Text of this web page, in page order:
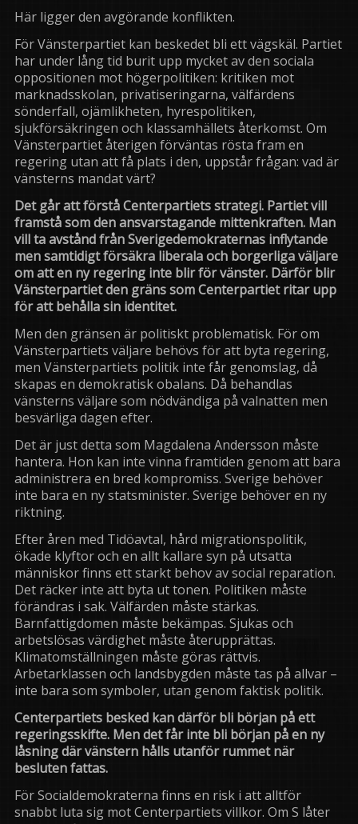
Här ligger den avgörande konflikten.
För Vänsterpartiet kan beskedet bli ett vägskäl. Partiet
har under lång tid burit upp mycket av den sociala
oppositionen mot högerpolitiken: kritiken mot
marknadsskolan, privatiseringarna, välfärdens
sönderfall, ojämlikheten, hyrespolitiken,
sjukförsäkringen och klassamhällets återkomst. Om
Vänsterpartiet återigen förväntas rösta fram en
regering utan att få plats i den, uppstår frågan: vad är
vänsterns mandat värt?
Det går att förstå Centerpartiets strategi. Partiet vill
framstå som den ansvarstagande mittenkraften. Man
vill ta avstånd från Sverigedemokraternas inflytande
men samtidigt försäkra liberala och borgerliga väljare
om att en ny regering inte blir för vänster. Därför blir
Vänsterpartiet den gräns som Centerpartiet ritar upp
för att behålla sin identitet.
Men den gränsen är politiskt problematisk. För om
Vänsterpartiets väljare behövs för att byta regering,
men Vänsterpartiets politik inte får genomslag, då
skapas en demokratisk obalans. Då behandlas
vänsterns väljare som nödvändiga på valnatten men
besvärliga dagen efter.
Det är just detta som Magdalena Andersson måste
hantera. Hon kan inte vinna framtiden genom att bara
administrera en bred kompromiss. Sverige behöver
inte bara en ny statsminister. Sverige behöver en ny
riktning.
Efter åren med Tidöavtal, hård migrationspolitik,
ökade klyftor och en allt kallare syn på utsatta
människor finns ett starkt behov av social reparation.
Det räcker inte att byta ut tonen. Politiken måste
förändras i sak. Välfärden måste stärkas.
Barnfattigdomen måste bekämpas. Sjukas och
arbetslösas värdighet måste återupprättas.
Klimatomställningen måste göras rättvis.
Arbetarklassen och landsbygden måste tas på allvar –
inte bara som symboler, utan genom faktisk politik.
Centerpartiets besked kan därför bli början på ett
regeringsskifte. Men det får inte bli början på en ny
låsning där vänstern hålls utanför rummet när
besluten fattas.
För Socialdemokraterna finns en risk i att alltför
snabbt luta sig mot Centerpartiets villkor. Om S låter